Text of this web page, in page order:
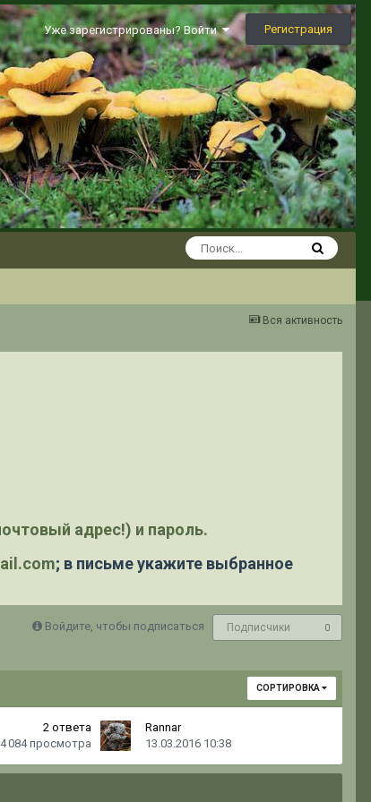
Уже зарегистрированы? Войти Регистрация
Вся активность
адрес!) и пароль.
; в письме укажите выбранное
Войдите, чтобы подписаться Подписчики 0
СОРТИРОВКА
2 ответа
4 084 просмотра
Rannar
13.03.2016 10:38